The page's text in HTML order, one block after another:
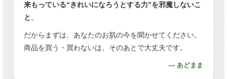
来もっている“きれいになろうとする力”を邪魔しないこ
と 。
だからまずは、あなたのお肌の今を聞かせてください。
商品を買う・買わないは、そのあとで大丈夫です。
— あどまま